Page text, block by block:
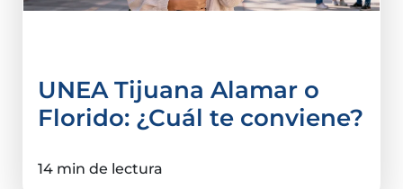
UNEA Tijuana Alamar o
Florido: ¿Cuál te conviene?
14 min de lectura